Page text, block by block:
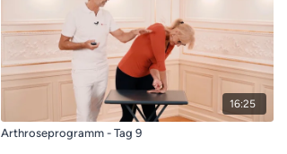
16:25
Arthroseprogramm - Tag 9